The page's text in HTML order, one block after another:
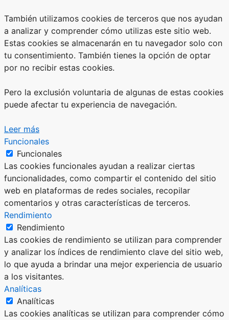
También utilizamos cookies de terceros que nos ayudan
a analizar y comprender cómo utilizas este sitio web.
Estas cookies se almacenarán en tu navegador solo con
tu consentimiento. También tienes la opción de optar
por no recibir estas cookies.
Pero la exclusión voluntaria de algunas de estas cookies
puede afectar tu experiencia de navegación.
Leer más
Funcionales
Funcionales
Las cookies funcionales ayudan a realizar ciertas
funcionalidades, como compartir el contenido del sitio
web en plataformas de redes sociales, recopilar
comentarios y otras características de terceros.
Rendimiento
Rendimiento
Las cookies de rendimiento se utilizan para comprender
y analizar los índices de rendimiento clave del sitio web,
lo que ayuda a brindar una mejor experiencia de usuario
a los visitantes.
Analíticas
Analíticas
Las cookies analíticas se utilizan para comprender cómo